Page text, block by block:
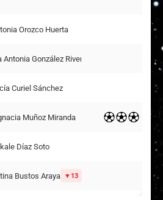
Carvajal Albánez
Tiznado
Orozco Huerta
González Rivera
Curiel Sánchez
Muñoz Miranda
Díaz Soto
Bustos Araya 13